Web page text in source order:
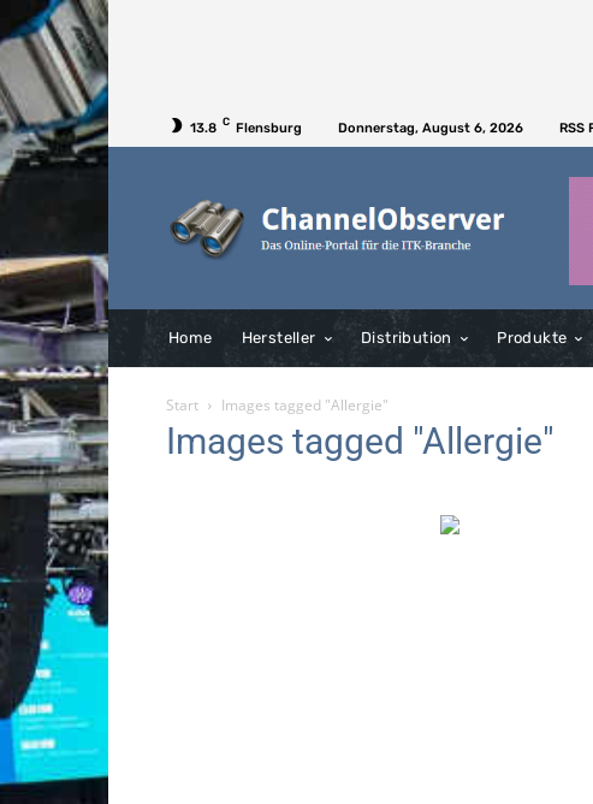
13.8 C Flensburg Donnerstag, August 6, 2026 RSS
Home Hersteller Distribution Produkte
Start Images tagged "Allergie"
Images tagged "Allergie"